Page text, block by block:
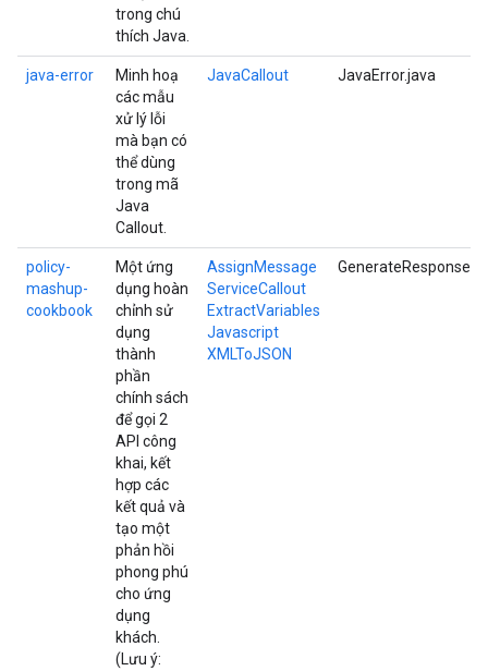
trong chú
thích Java.
java-error
Minh hoạ
các mẫu
xử lý lỗi
mà bạn có
thể dùng
trong mã
Java
Callout.
JavaCallout JavaError.java
policy-
mashup-
cookbook
Một ứng
dụng hoàn
chỉnh sử
dụng
thành
phần
chính sách
để gọi 2
API công
khai, kết
hợp các
kết quả và
tạo một
phản hồi
phong phú
cho ứng
dụng
khách.
(Lưu ý:
AssignMessage
ServiceCallout
ExtractVariables
Javascript
XMLToJSON
GenerateResponse.js